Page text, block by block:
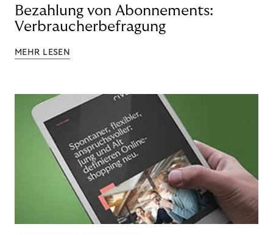
Bezahlung von Abonnements:
Verbraucherbefragung
MEHR LESEN